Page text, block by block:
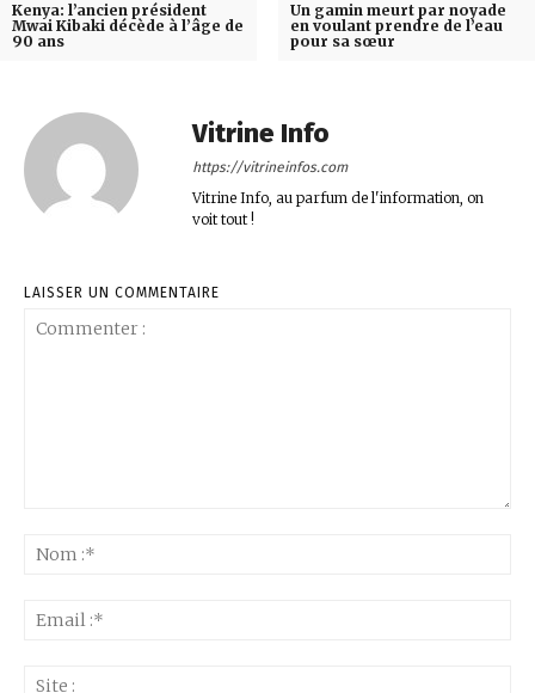
Kenya: l’ancien président
Mwai Kibaki décède à l’âge de
90 ans
Un gamin meurt par noyade
en voulant prendre de l’eau
pour sa sœur
Vitrine Info
https://vitrineinfos.com
Vitrine Info, au parfum de l'information, on
voit tout !
LAISSER UN COMMENTAIRE